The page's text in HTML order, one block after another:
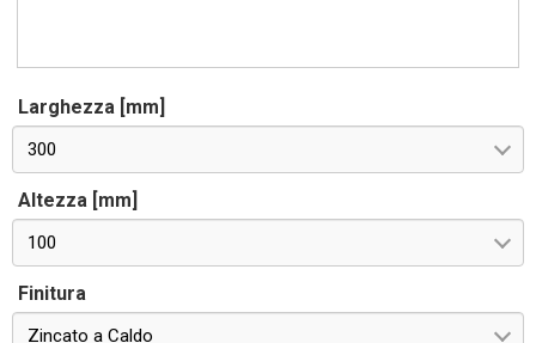
Larghezza [mm]
300
Altezza [mm]
100
Finitura
Zincato a Caldo